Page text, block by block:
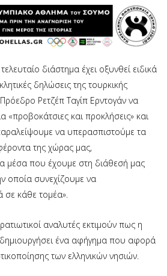
διάστημα έχει οξυνθεί ειδικά
δηλώσεις της τουρκικής
Ρετζέπ Ταγίπ Ερντογάν να
«προβοκάτσιες και προκλήσεις» και
να υπερασπιστούμε τα
της χώρας μας,
μέσα που έχουμε στη διάθεσή μας
οποία συνεχίζουμε να
κάθε τομέα».
αναλυτές εκτιμούν πως η
ένα αφήγημα που αφορά
των ελληνικών νησιών.